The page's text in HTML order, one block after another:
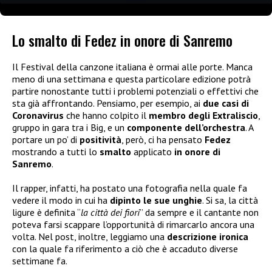
Lo smalto di Fedez in onore di Sanremo
Il Festival della canzone italiana è ormai alle porte. Manca
meno di una settimana e questa particolare edizione potrà
partire nonostante tutti i problemi potenziali o effettivi che
sta già affrontando. Pensiamo, per esempio, ai due casi di
Coronavirus che hanno colpito il membro degli Extraliscio,
gruppo in gara tra i Big, e un componente dell’orchestra. A
portare un po’ di positività, però, ci ha pensato Fedez
mostrando a tutti lo smalto applicato in onore di
Sanremo.
Il rapper, infatti, ha postato una fotografia nella quale fa
vedere il modo in cui ha dipinto le sue unghie. Si sa, la città
ligure è definita “la città dei fiori” da sempre e il cantante non
poteva farsi scappare l’opportunità di rimarcarlo ancora una
volta. Nel post, inoltre, leggiamo una descrizione ironica
con la quale fa riferimento a ciò che è accaduto diverse
settimane fa.